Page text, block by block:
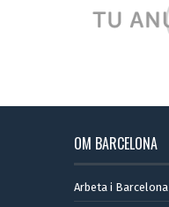
OM BARCELONA
Arbeta i Barcelona